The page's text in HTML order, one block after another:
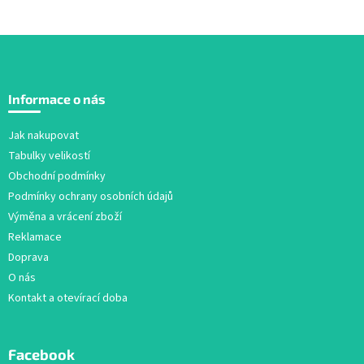
p
Informace o nás
Jak nakupovat
Tabulky velikostí
Obchodní podmínky
Podmínky ochrany osobních údajů
Výměna a vrácení zboží
Reklamace
Doprava
O nás
Kontakt a otevírací doba
Facebook